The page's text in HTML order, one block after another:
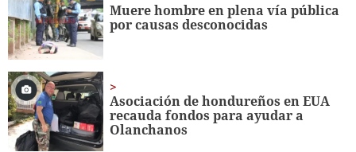
Muere hombre en plena vía pública
por causas desconocidas
Asociación de hondureños en EUA
recauda fondos para ayudar a
Olanchanos